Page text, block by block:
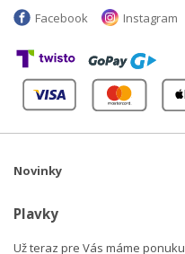
Facebook Instagram
Novinky
Plavky
Už teraz pre Vás máme ponuku